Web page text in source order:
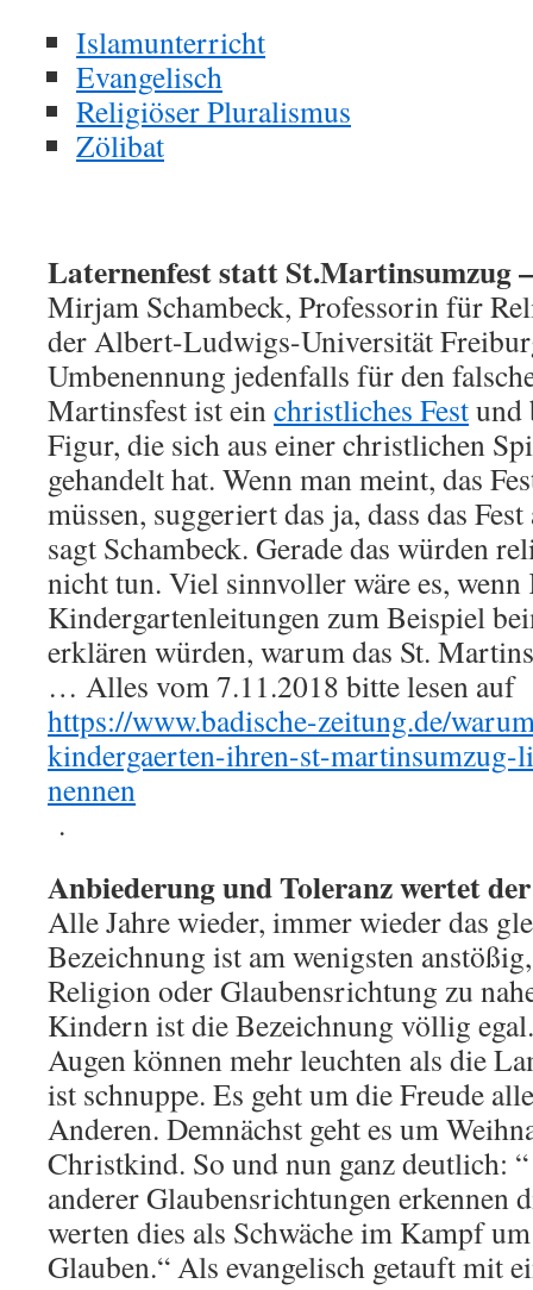
Islamunterricht
Evangelisch
Religiöser Pluralismus
Zölibat
Laternenfest statt St.Martinsumzug
Mirjam Schambeck, Professorin für
der Albert-Ludwigs-Universität
Umbenennung jedenfalls für den
Martinsfest ist einchristliches Festund
Figur, die sich aus einer christlichen
gehandelt hat. Wenn man meint, das
müssen, suggeriert das ja, dass das
sagt Schambeck. Gerade das würden
nicht tun. Viel sinnvoller wäre es,
Kindergartenleitungen zum Beispiel
erklären würden, warum das St.
… Alles vom 7.11.2018 bitte lesen auf
https://www.badische-zeitung.de/
kindergaerten-ihren-st-martinsumzug-
nennen
.
Anbiederung und Toleranz wertet
Alle Jahre wieder, immer wieder das
Bezeichnung ist am wenigsten
Religion oder Glaubensrichtung zu
Kindern ist die Bezeichnung völlig
Augen können mehr leuchten als die
ist schnuppe. Es geht um die Freude
Anderen. Demnächst geht es um
Christkind. So und nun ganz deutlich:
anderer Glaubensrichtungen erkennen
werten dies als Schwäche im Kampf
Glauben.“ Als evangelisch getauft mit